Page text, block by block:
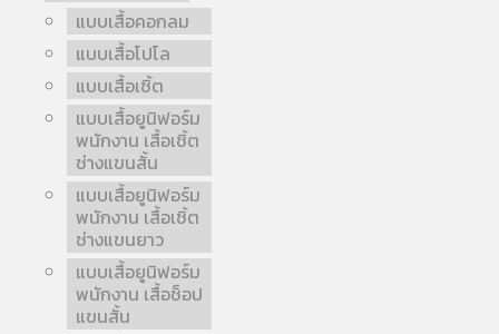
แบบเสื้อคอกลม
แบบเสื้อโปโล
แบบเสื้อเชิ้ต
แบบเสื้อยูนิฟอร์ม
พนักงาน เสื้อเชิ้ต
ช่างแขนสั้น
แบบเสื้อยูนิฟอร์ม
พนักงาน เสื้อเชิ้ต
ช่างแขนยาว
แบบเสื้อยูนิฟอร์ม
พนักงาน เสื้อช็อป
แขนสั้น